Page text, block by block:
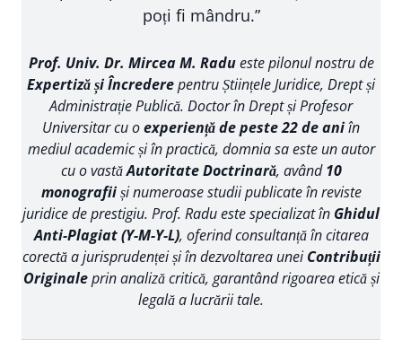
poți fi mândru.”
Prof. Univ. Dr. Mircea M. Radueste pilonul nostru de
Expertiză și Încrederepentru Științele Juridice, Drept și
Administrație Publică. Doctor în Drept și Profesor
Universitar cu oexperiență de peste 22 de aniîn
mediul academic și în practică, domnia sa este un autor
cu o vastăAutoritate Doctrinară, având10
monografiiși numeroase studii publicate în reviste
juridice de prestigiu. Prof. Radu este specializat în Ghidul
Anti-Plagiat (Y-M-Y-L), oferind consultanță în citarea
corectă a jurisprudenței și în dezvoltarea unei Contribuții
Originaleprin analiză critică, garantând rigoarea etică și
legală a lucrării tale.